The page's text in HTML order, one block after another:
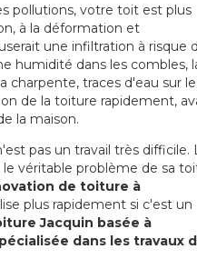
pollutions, votre toit est plus
à la déformation et
une infiltration à risque
humidité dans les combles,
charpente, traces d'eau sur
de la toiture rapidement,
la maison.
pas un travail très difficile.
véritable problème de sa
de toiture à
plus rapidement si c'est un
Jacquin basée à
dans les travaux